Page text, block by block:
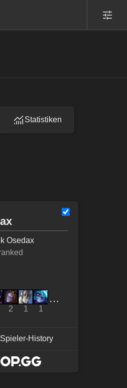
Statistiken
Osedax
2 1 1
Spieler-History